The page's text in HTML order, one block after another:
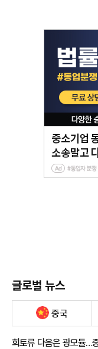
글로벌 뉴스
중국
희토류 다음은 광모듈…